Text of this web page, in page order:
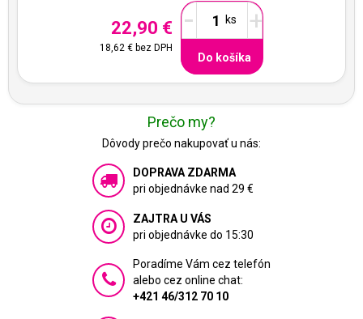
22,90 €
18,62 € bez DPH
- +
Do košíka
Prečo my?
Dôvody prečo nakupovať u nás:
DOPRAVA ZDARMA
pri objednávke nad 29 €
ZAJTRA U VÁS
pri objednávke do 15:30
Poradíme Vám cez telefón
alebo cez online chat:
+421 46/312 70 10